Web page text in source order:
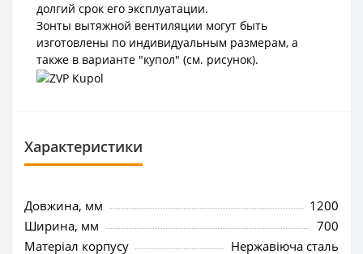
долгий срок его эксплуатации.
Зонты вытяжной вентиляции могут быть
изготовлены по индивидуальным размерам, а
также в варианте "купол" (см. рисунок).
Характеристики
Довжина, мм
1200
Ширина, мм
700
Матеріал корпусу
Нержавіюча сталь